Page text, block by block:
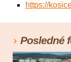
https://
Posledné